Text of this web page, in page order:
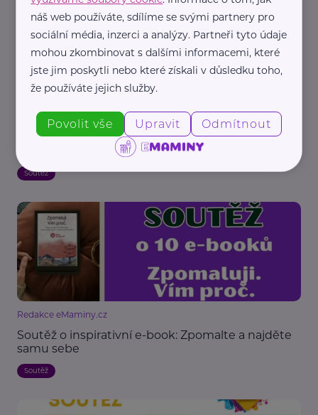
Redakce eMaminy.cz
Ukončení soutěže o inspirativní e-book
„Zpomaluji. Vím proč.“
Soutěž
Redakce eMaminy.cz
Soutěž o inspirativní e-book: Zpomalte a najděte
samu sebe
Soutěž
náš web používáte, sdílíme se svými partnery pro
sociální média, inzerci a analýzy. Partneři tyto údaje
mohou zkombinovat s dalšími informacemi, které
jste jim poskytli nebo které získali v důsledku toho,
že používáte jejich služby.
Povolit vše Upravit Odmítnout